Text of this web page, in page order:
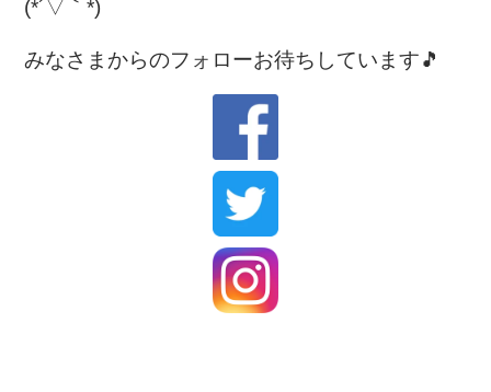
(*´▽｀*)
みなさまからのフォローお待ちしています🎵